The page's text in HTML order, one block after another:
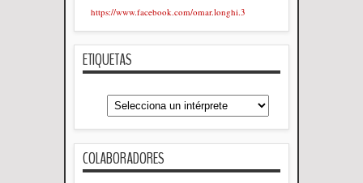
https://www.facebook.com/omar.longhi.3
ETIQUETAS
COLABORADORES